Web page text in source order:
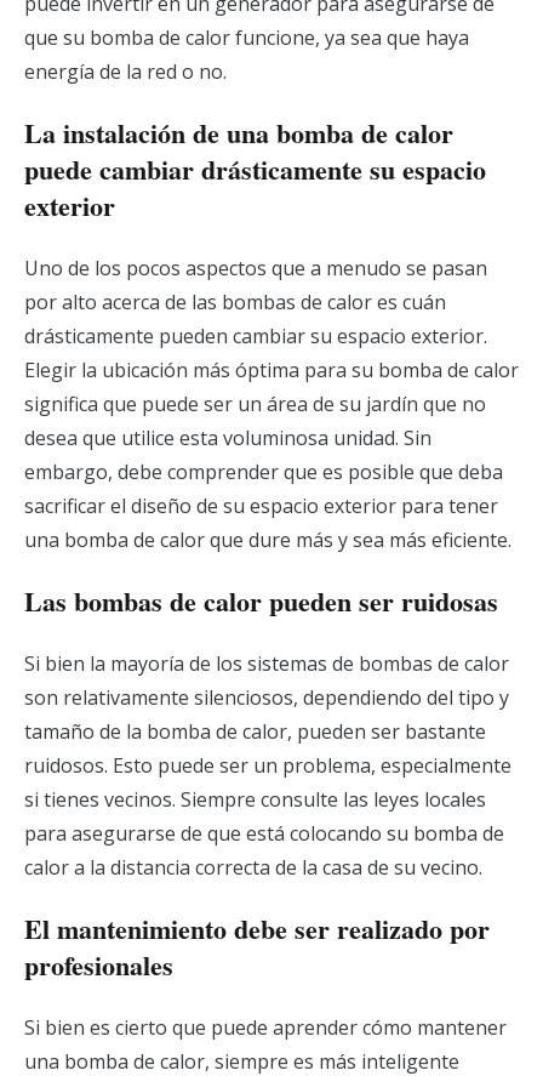
que su bomba de calor funcione, ya sea que haya
energía de la red o no.
La instalación de una bomba de calor
puede cambiar drásticamente su espacio
exterior
Uno de los pocos aspectos que a menudo se pasan
por alto acerca de las bombas de calor es cuán
drásticamente pueden cambiar su espacio exterior.
Elegir la ubicación más óptima para su bomba de calor
significa que puede ser un área de su jardín que no
desea que utilice esta voluminosa unidad. Sin
embargo, debe comprender que es posible que deba
sacrificar el diseño de su espacio exterior para tener
una bomba de calor que dure más y sea más eficiente.
Las bombas de calor pueden ser ruidosas
Si bien la mayoría de los sistemas de bombas de calor
son relativamente silenciosos, dependiendo del tipo y
tamaño de la bomba de calor, pueden ser bastante
ruidosos. Esto puede ser un problema, especialmente
si tienes vecinos. Siempre consulte las leyes locales
para asegurarse de que está colocando su bomba de
calor a la distancia correcta de la casa de su vecino.
El mantenimiento debe ser realizado por
profesionales
Si bien es cierto que puede aprender cómo mantener
una bomba de calor, siempre es más inteligente